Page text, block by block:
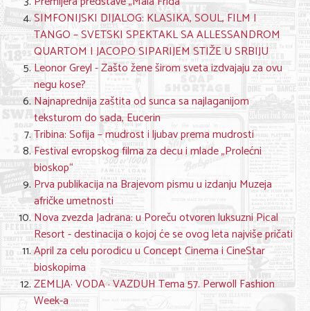
SIMFONIJSKI DIJALOG: KLASIKA, SOUL, FILM I
TANGO – SVETSKI SPEKTAKL SA ALLESSANDROM
QUARTOM I JACOPO SIPARIJEM STIŽE U SRBIJU
Leonor Greyl - Zašto žene širom sveta izdvajaju za ovu
negu kose?
Najnaprednija zaštita od sunca sa najlaganijom
teksturom do sada, Eucerin
Tribina: Sofija – mudrost i ljubav prema mudrosti
Festival evropskog filma za decu i mlade „Prolećni
bioskop“
Prva publikacija na Brajevom pismu u izdanju Muzeja
afričke umetnosti
Nova zvezda Jadrana: u Poreču otvoren luksuzni Pical
Resort - destinacija o kojoj će se ovog leta najviše pričati
April za celu porodicu u Concept Cinema i CineStar
bioskopima
ZEMLJA· VODA · VAZDUH Tema 57. Perwoll Fashion
Week-a